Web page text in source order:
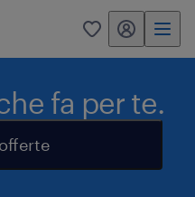
0 my randstad
fa per te.